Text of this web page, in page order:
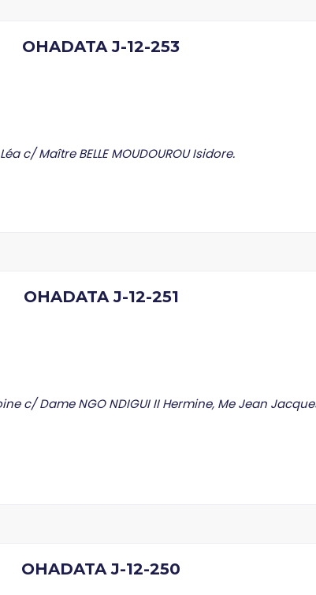
OHADATA J-12-253
c/ Maître BELLE MOUDOUROU Isidore.
OHADATA J-12-251
c/ Dame NGO NDIGUI II Hermine, Me Jean
OHADATA J-12-250